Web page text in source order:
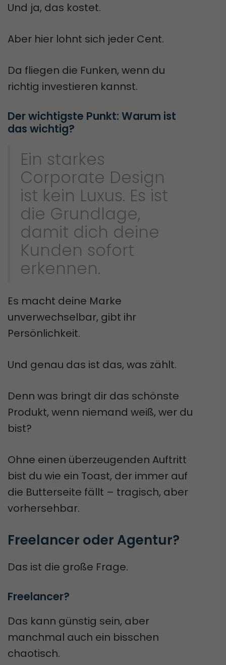
Und ja, das kostet.
Aber hier lohnt sich jeder Cent.
Da fliegen die Funken, wenn du
richtig investieren kannst.
Der wichtigste Punkt: Warum ist
das wichtig?
Ein starkes
Corporate Design
ist kein Luxus. Es ist
die Grundlage,
damit dich deine
Kunden sofort
erkennen.
Es macht deine Marke
unverwechselbar, gibt ihr
Persönlichkeit.
Und genau das ist das, was zählt.
Denn was bringt dir das schönste
Produkt, wenn niemand weiß, wer du
bist?
Ohne einen überzeugenden Auftritt
bist du wie ein Toast, der immer auf
die Butterseite fällt – tragisch, aber
vorhersehbar.
Freelancer oder Agentur?
Das ist die große Frage.
Freelancer?
Das kann günstig sein, aber
manchmal auch ein bisschen
chaotisch.